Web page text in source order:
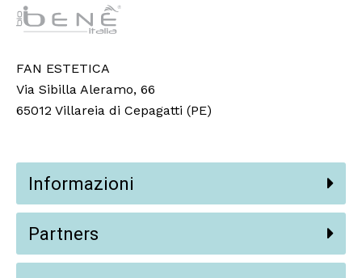
FAN ESTETICA
Via Sibilla Aleramo, 66
65012 Villareia di Cepagatti (PE)
Informazioni
Partners